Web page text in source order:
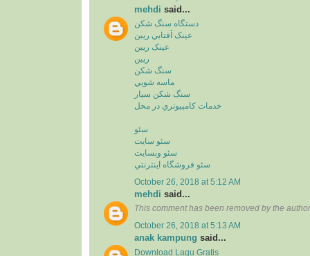
mehdi said...
دستگاه سنگ شکن
عينک آفتابي ريبن
عينک ريبن
ريبن
سنگ شکن
ماسه شويي
سنگ شکن سيار
خدمات کامپيوتري در محل
سئو
سئو سايت
سئو وبسايت
سئو فروشگاه اينترنتي
October 26, 2018 at 5:12 AM
mehdi said...
This comment has been removed by the
October 26, 2018 at 5:13 AM
anak kampung said...
Download Lagu Gratis